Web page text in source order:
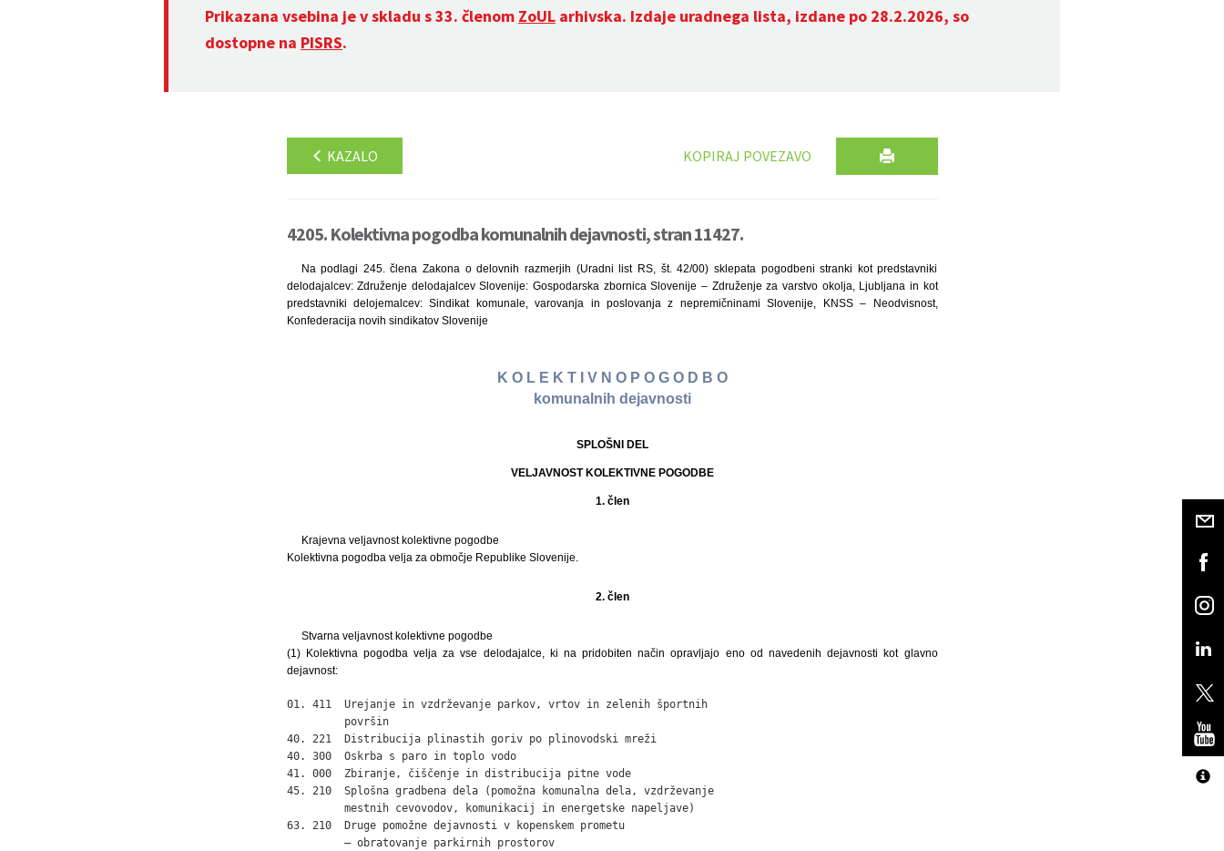
Prikazana vsebina je v skladu s 33. členom ZoUL arhivska. Izdaje uradnega lista, izdane po 28.2.2026, so
dostopne na PISRS.
KAZALO KOPIRAJ POVEZAVO
4205. Kolektivna pogodba komunalnih dejavnosti, stran 11427.
Na podlagi 245. člena Zakona o delovnih razmerjih (Uradni list RS, št. 42/00) sklepata pogodbeni stranki kot predstavniki
delodajalcev: Združenje delodajalcev Slovenije: Gospodarska zbornica Slovenije – Združenje za varstvo okolja, Ljubljana in kot
predstavniki delojemalcev: Sindikat komunale, varovanja in poslovanja z nepremičninami Slovenije, KNSS – Neodvisnost,
Konfederacija novih sindikatov Slovenije
K O L E K T I V N O P O G O D B O
komunalnih dejavnosti
SPLOŠNI DEL
VELJAVNOST KOLEKTIVNE POGODBE
1. člen
Krajevna veljavnost kolektivne pogodbe
Kolektivna pogodba velja za območje Republike Slovenije.
2. člen
Stvarna veljavnost kolektivne pogodbe
(1) Kolektivna pogodba velja za vse delodajalce, ki na pridobiten način opravljajo eno od navedenih dejavnosti kot glavno
dejavnost:
01. 411  Urejanje in vzdrževanje parkov, vrtov in zelenih športnih
         površin
40. 221  Distribucija plinastih goriv po plinovodski mreži
40. 300  Oskrba s paro in toplo vodo
41. 000  Zbiranje, čiščenje in distribucija pitne vode
45. 210  Splošna gradbena dela (pomožna komunalna dela, vzdrževanje
         mestnih cevovodov, komunikacij in energetske napeljave)
63. 210  Druge pomožne dejavnosti v kopenskem prometu
         – obratovanje parkirnih prostorov